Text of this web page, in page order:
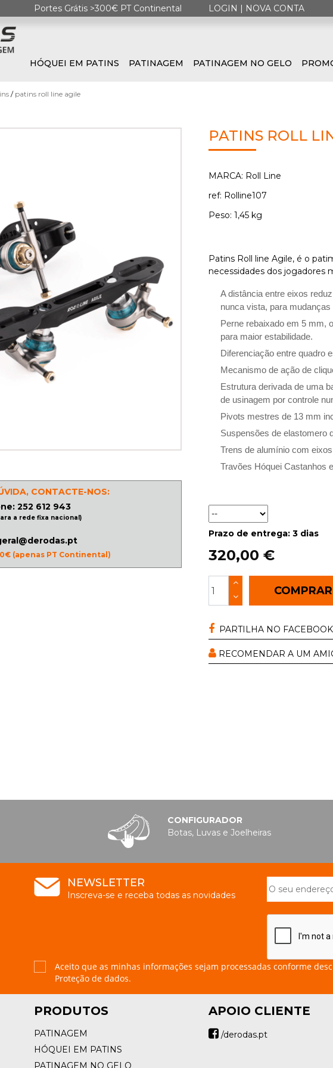
Portes Grátis >300€ PT Continental LOGIN | NOVA CONTA
HÓQUEI EM PATINS PATINAGEM PATINAGEM NO GELO
patins roll line agile
CONTACTE-NOS:
252 612 943
a rede fixa nacional)
(apenas PT Continental)
PATINS ROLL
MARCA: Roll Line
ref: Rolline107
Peso: 1,45 kg
Patins Roll line Agile, é o
necessidades dos jogadores
A distância entre eixos
nunca vista, para
Perne rebaixado em 5 mm,
para maior estabilidade.
Diferenciação entre quadro
Mecanismo de ação de
Estrutura derivada de uma
de usinagem por controle
Pivots mestres de 13 mm
Suspensões de elastomero
Trens de alumínio com
Travões Hóquei Castanhos
Prazo de entrega: 3 dias
320,00 €
PARTILHA NO FACEBOOK
RECOMENDAR A UM
CONFIGURADOR
Botas, Luvas e Joelheiras
NEWSLETTER
Inscreva-se e receba todas as novidades
Aceito que as minhas informações sejam processadas conforme
Proteção de dados.
PRODUTOS
PATINAGEM
HÓQUEI EM PATINS
PATINAGEM NO GELO
APOIO CLIENTE
/derodas.pt